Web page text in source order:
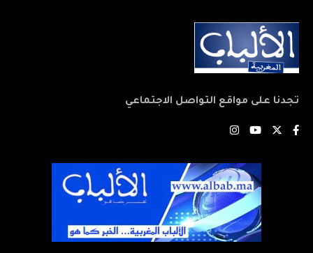
تجدنا على مواقع التواصل الاجتماعي